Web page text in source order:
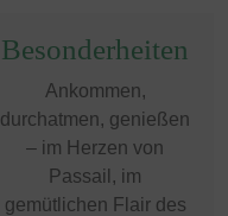
Besonderheiten
Ankommen,
durchatmen, genießen
– im Herzen von
Passail, im
gemütlichen Flair des